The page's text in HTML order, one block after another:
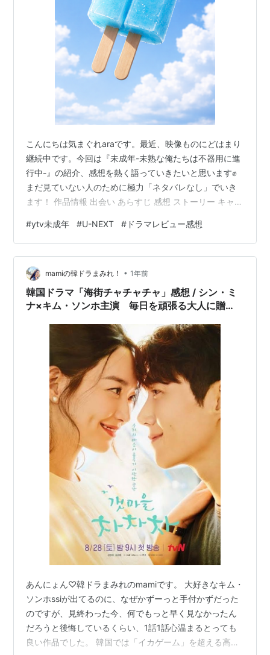
こんにちは気まぐれaraです。最近、映像ものにどはまり
継続中です。今回は『未成年-未熟な俺たちは不器用に進
行中-』の紹介、感想を熱く語っていきたいと思います✊
まだ見ていない人のために極力「ネタバレなし」でいき
ます！ 作品情報 出会い あらすじ 感想 ストーリー キャラ
バレあり〉で熱く語ります！ 印象的なシーン 最後に（沼
への入り口です） 作品情報 タイトル『未成年-未熟な俺
たちは不器用に進行中-』 初回放送 2024年11月4日から
（読売テレビ/深夜枠） 全10話+アフターストーリーあり
ジャンル 恋愛・ＢＬ 原作漫画 『未成年-未熟な俺…
#ytv未成年 #U-NEXT # ドラマレビュー感想
mamiの韓ドラまみれ！ • 1年前
韓国ドラマ「海街チャチャチャ」感想 / シン・ミ
ナ×キム・ソンホ主演 毎日を頑張る大人に贈
あんにょん♡韓ドラまみれのmamiです。 大好きなキム・
ソンホssiが出てるのに、なぜかずーっと手付かずだった
のですが、見終わった今、何でもっと早く見なかったん
だろうと後悔しているくらい、1話1話心温まるとっても
良い作品でした。 韓国では「イカゲーム」を超える高視